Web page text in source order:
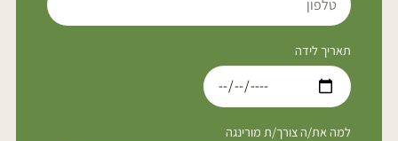
תאריך לידה
למה את/ה צורך/ת מורינגה